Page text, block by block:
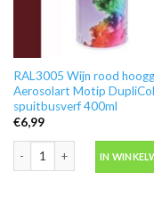
RAL3005 Wijn rood
Aerosolart Motip
spuitbusverf 400ml
€6,99
RAL3005 Wijn rood
IN